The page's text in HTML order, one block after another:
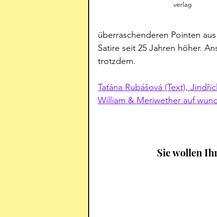
verlag
überraschenderen Pointen
Satire seit 25 Jahren höher.
trotzdem.
Taťána Rubášová (Text),
William & Meriwether auf
Sie wollen